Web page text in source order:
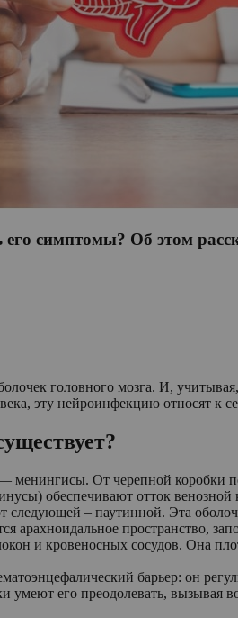
симптомы? Об этом
головного мозга. И,
эту нейроинфекцию относят к
От черепной коробки
обеспечивают отток
следующей – паутинной. Эта
арахноидальное пространство,
и кровеносных сосудов. Она
барьер: он
его преодолевать, вызывая